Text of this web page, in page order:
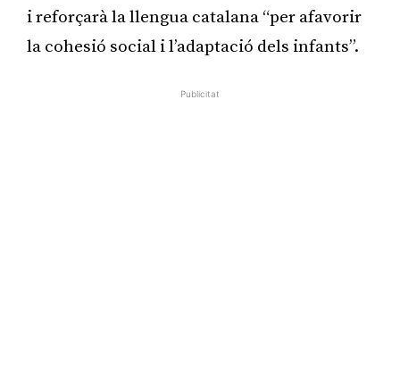
i reforçarà la llengua catalana “per afavorir
la cohesió social i l’adaptació dels infants”.
Publicitat